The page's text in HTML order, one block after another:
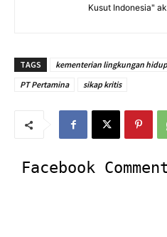
Kusut Indonesia"
TAGS kementerian lingkungan hidup
PT Pertamina
sikap kritis
Facebook